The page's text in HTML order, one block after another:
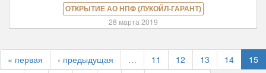
ОТКРЫТИЕ АО НПФ (ЛУКОЙЛ-ГАРАНТ)
28 марта 2019
« первая ‹ предыдущая … 11 12 13 14
15